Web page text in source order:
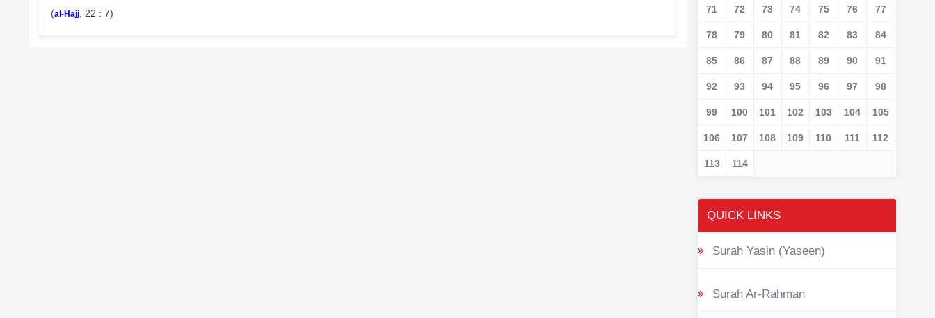
(al-Hajj, 22 : 7) 71 72 73 74 75 76 77
78 79 80 81 82 83 84
85 86 87 88 89 90 91
92 93 94 95 96 97 98
99 100 101 102 103 104 105
106 107 108 109 110 111 112
113 114
QUICK LINKS
Surah Yasin (Yaseen)
Surah Ar-Rahman